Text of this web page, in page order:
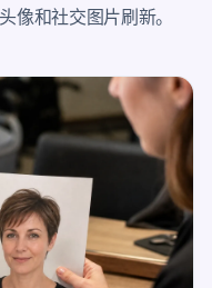
和社交图片刷新。